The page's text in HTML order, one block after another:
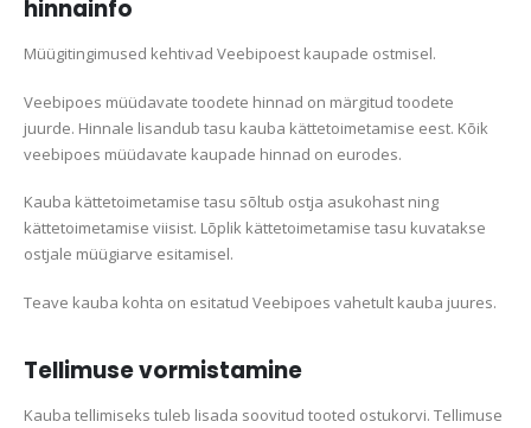
hinnainfo
Müügitingimused kehtivad Veebipoest kaupade ostmisel.
Veebipoes müüdavate toodete hinnad on märgitud toodete
juurde. Hinnale lisandub tasu kauba kättetoimetamise eest. Kõik
veebipoes müüdavate kaupade hinnad on eurodes.
Kauba kättetoimetamise tasu sõltub ostja asukohast ning
kättetoimetamise viisist. Lõplik kättetoimetamise tasu kuvatakse
ostjale müügiarve esitamisel.
Teave kauba kohta on esitatud Veebipoes vahetult kauba juures.
Tellimuse vormistamine
Kauba tellimiseks tuleb lisada soovitud tooted ostukorvi. Tellimuse